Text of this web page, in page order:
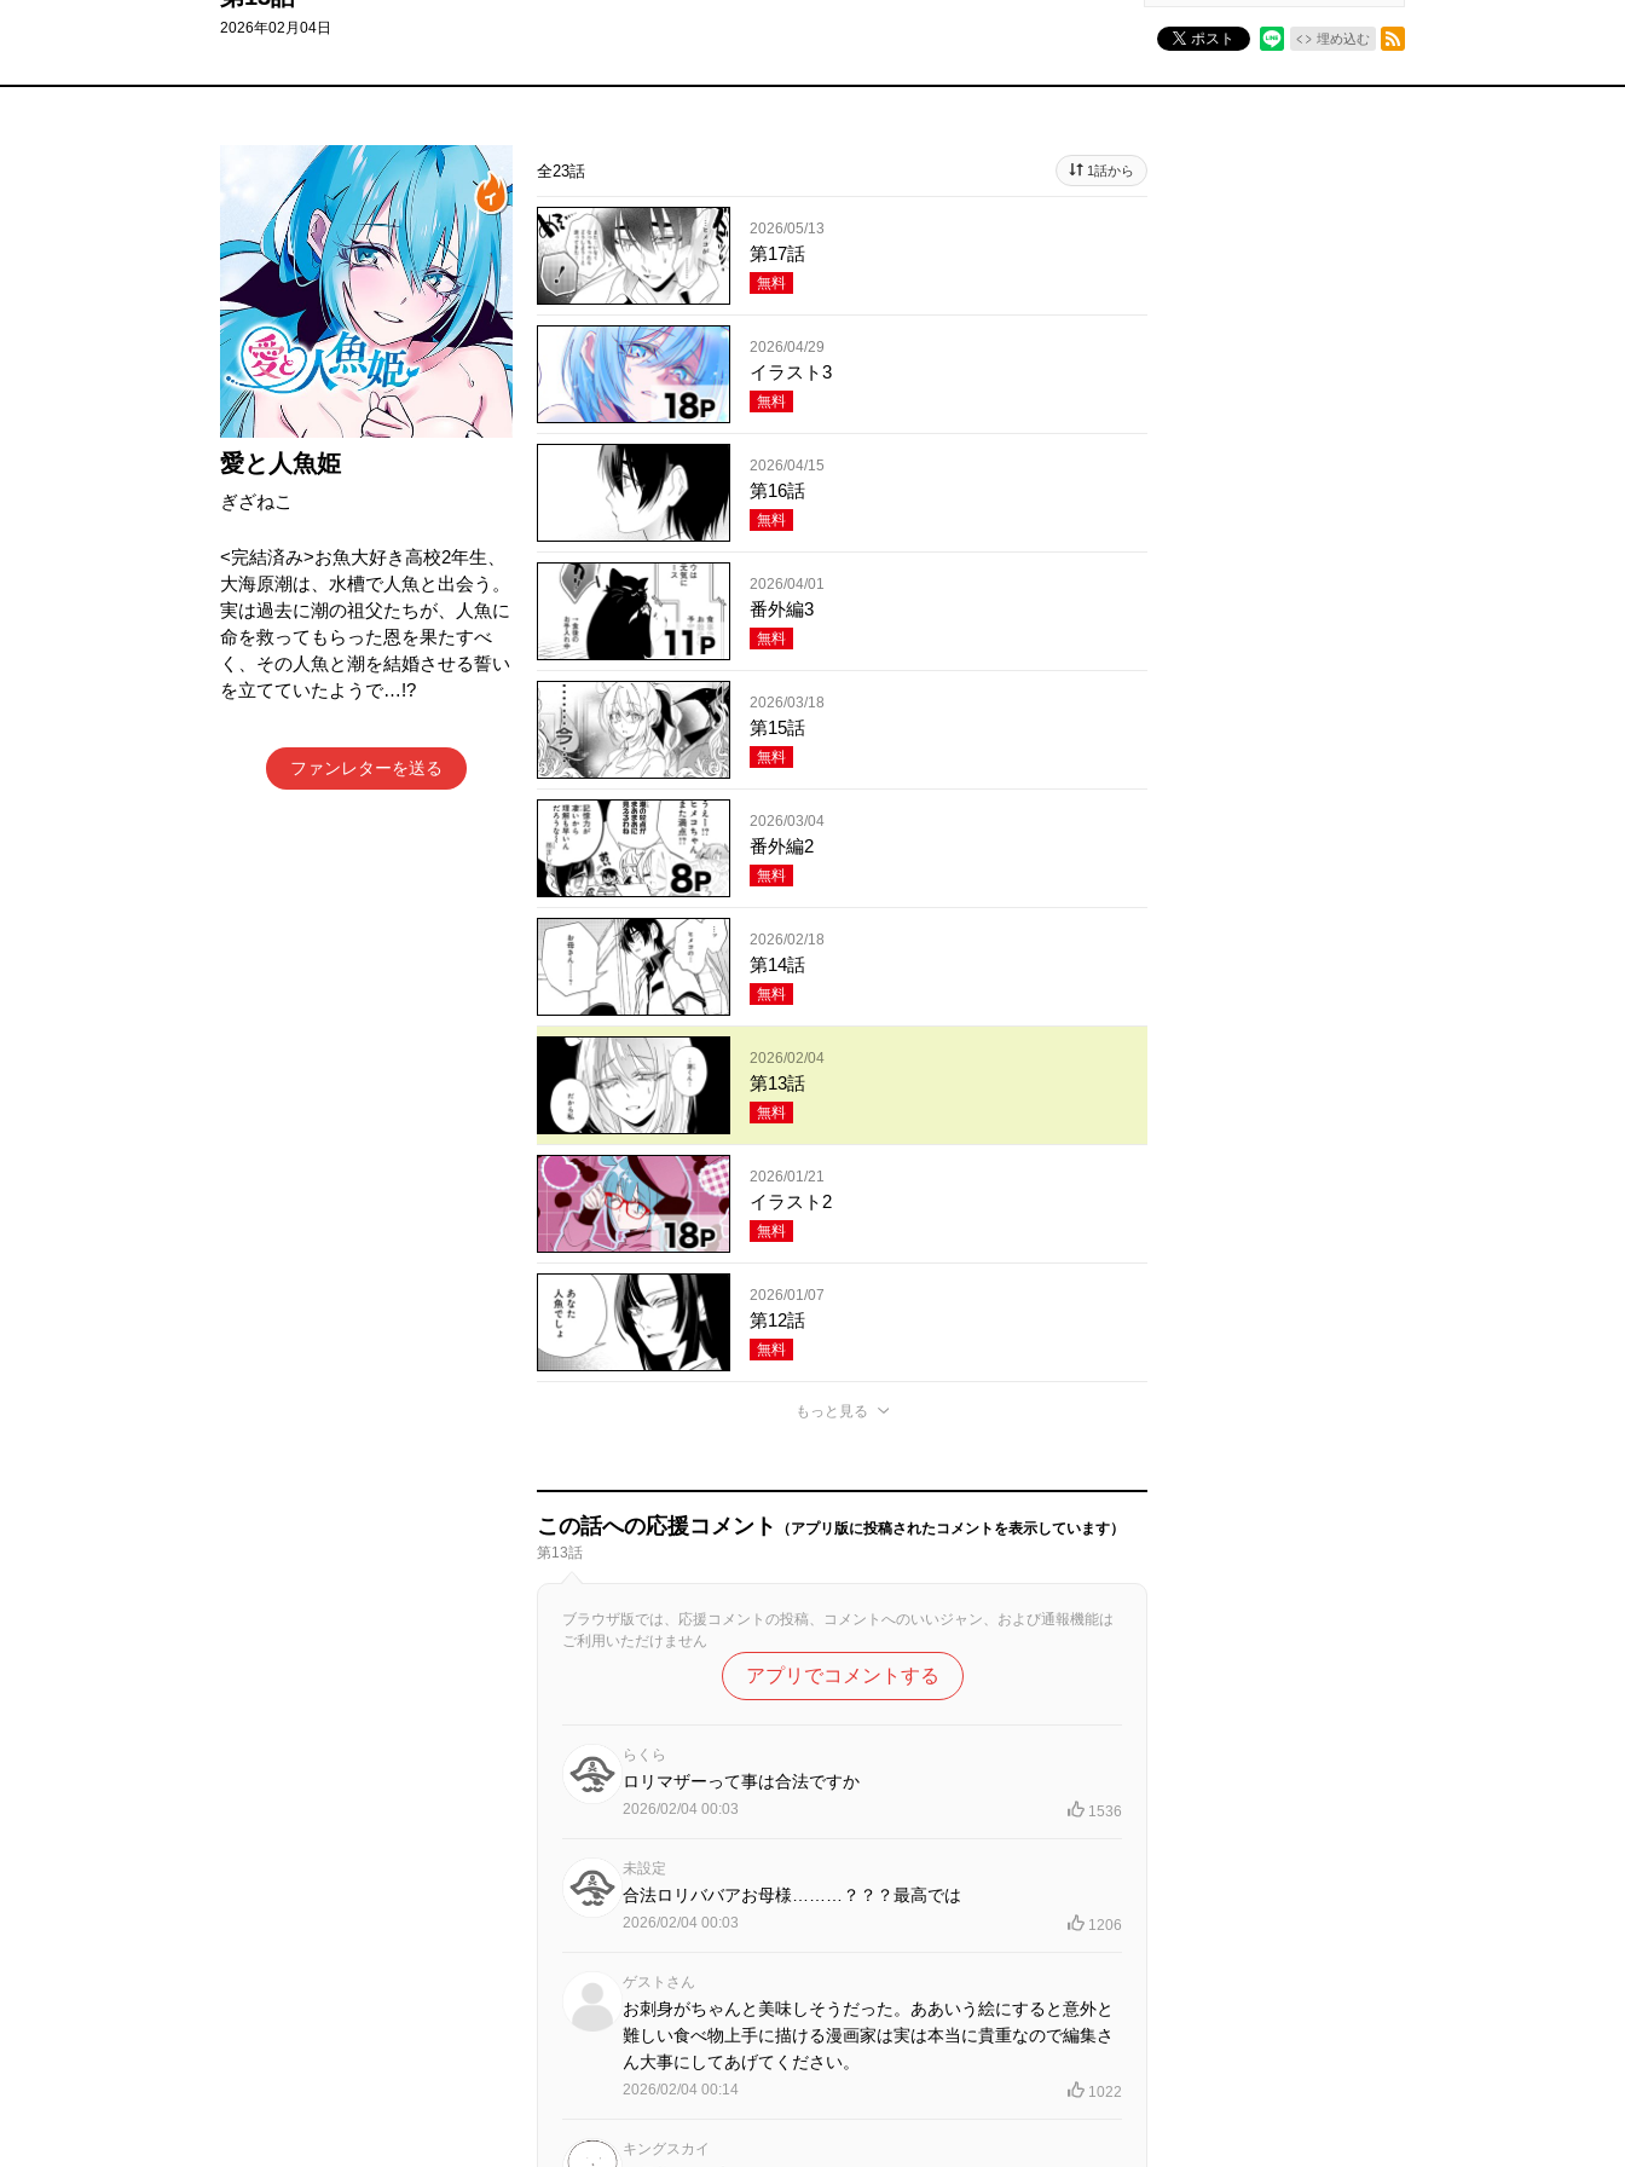
2026年02月04日
ポスト 埋め込む
愛と人魚姫
ぎざねこ
<完結済み>お魚大好き高校2年生、
大海原潮は、水槽で人魚と出会う。
実は過去に潮の祖父たちが、人魚に
命を救ってもらった恩を果たすべ
く、その人魚と潮を結婚させる誓い
を立てていたようで…!?
ファンレターを送る
全23話 1話から
2026/05/13
第17話
無料
2026/04/29
イラスト3
無料
2026/04/15
第16話
無料
2026/04/01
番外編3
無料
2026/03/18
第15話
無料
2026/03/04
番外編2
無料
2026/02/18
第14話
無料
2026/02/04
第13話
無料
2026/01/21
イラスト2
無料
2026/01/07
第12話
無料
もっと見る
この話への応援コメント
（アプリ版に投稿されたコメントを表示しています）
第13話
ブラウザ版では、応援コメントの投稿、コメントへのいいジャン、および通報機能は
ご利用いただけません
アプリでコメントする
らくら
ロリマザーって事は合法ですか
2026/02/04 00:03 1536
未設定
合法ロリババアお母様………？？？最高では
2026/02/04 00:03 1206
ゲストさん
お刺身がちゃんと美味しそうだった。ああいう絵にすると意外と
難しい食べ物上手に描ける漫画家は実は本当に貴重なので編集さ
ん大事にしてあげてください。
2026/02/04 00:14 1022
キングスカイ